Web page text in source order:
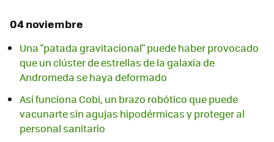
04 noviembre
Una "patada gravitacional" puede haber provocado
que un clúster de estrellas de la galaxia de
Andromeda se haya deformado
Así funciona Cobi, un brazo robótico que puede
vacunarte sin agujas hipodérmicas y proteger al
personal sanitario